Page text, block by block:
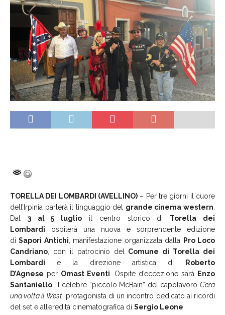
TORELLA DEI LOMBARDI (AVELLINO) – Per tre giorni il cuore
dell’Irpinia parlerà il linguaggio del grande cinema western
Dal 3 al 5 luglio il centro storico di Torella dei
Lombardi ospiterà una nuova e sorprendente edizione
diSapori Antichi , manifestazione organizzata dalla
Pro Loco
Candriano , con il patrocinio del Comune di Torella dei
Lombardi e la direzione artistica di
Roberto
D’Agnese per Omast Eventi . Ospite d’eccezione sarà
Enzo
Santaniello , il celebre “piccolo McBain” del capolavoro C’era
una volta il West, protagonista di un incontro dedicato ai ricordi
del set e all’eredità cinematografica di Sergio Leone